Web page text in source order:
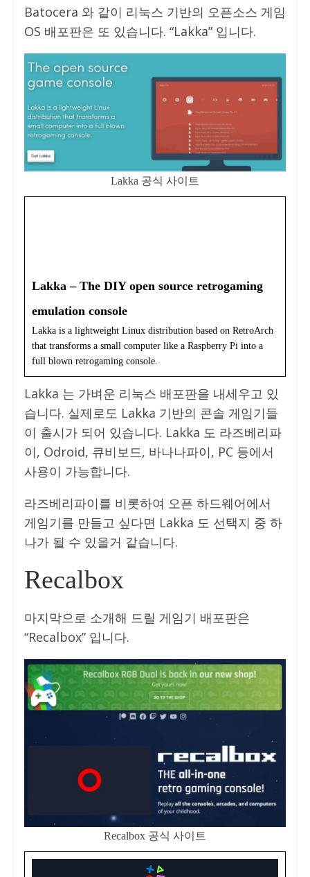
Batocera 와 같이 리눅스 기반의 오픈소스 게임
OS 배포판은 또 있습니다. “Lakka” 입니다.
Lakka 공식 사이트
Lakka – The DIY open source retrogaming
emulation console
Lakka is a lightweight Linux distribution based on RetroArch
that transforms a small computer like a Raspberry Pi into a
full blown retrogaming console.
Lakka 는 가벼운 리눅스 배포판을 내세우고 있
습니다. 실제로도 Lakka 기반의 콘솔 게임기들
이 출시가 되어 있습니다. Lakka 도 라즈베리파
이, Odroid, 큐비보드, 바나나파이, PC 등에서
사용이 가능합니다.
라즈베리파이를 비롯하여 오픈 하드웨어에서
게임기를 만들고 싶다면 Lakka 도 선택지 중 하
나가 될 수 있을거 같습니다.
Recalbox
마지막으로 소개해 드릴 게임기 배포판은
“Recalbox” 입니다.
Recalbox 공식 사이트